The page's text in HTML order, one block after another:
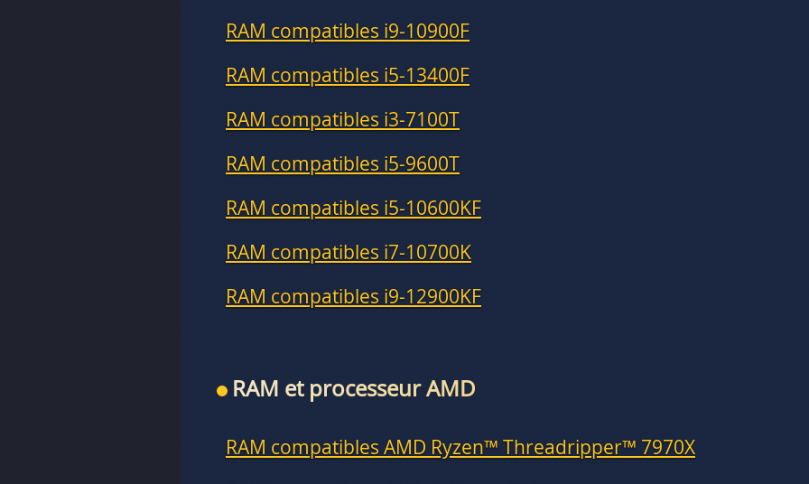
RAM compatibles i9-10900F
RAM compatibles i5-13400F
RAM compatibles i3-7100T
RAM compatibles i5-9600T
RAM compatibles i5-10600KF
RAM compatibles i7-10700K
RAM compatibles i9-12900KF
RAM et processeur AMD
RAM compatibles AMD Ryzen™ Threadripper™ 7970X